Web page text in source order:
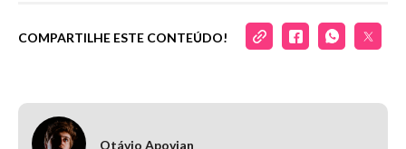
COMPARTILHE ESTE CONTEÚDO!
Otávio Apovian